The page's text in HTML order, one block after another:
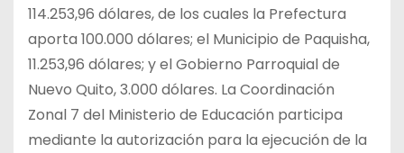
114.253,96 dólares, de los cuales la Prefectura
aporta 100.000 dólares; el Municipio de Paquisha,
11.253,96 dólares; y el Gobierno Parroquial de
Nuevo Quito, 3.000 dólares. La Coordinación
Zonal 7 del Ministerio de Educación participa
mediante la autorización para la ejecución de la